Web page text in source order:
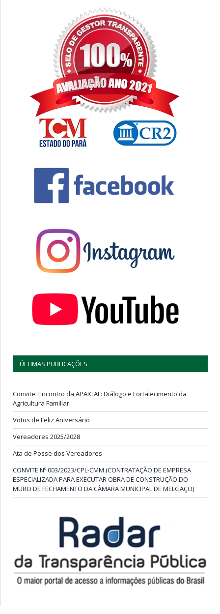
ÚLTIMAS PUBLICAÇÕES
Convite: Encontro da APAIGAL: Diálogo e Fortalecimento da
Agricultura Familiar
Votos de Feliz Aniversário
Vereadores 2025/2028
Ata de Posse dos Vereadores
CONVITE Nº 003/2023/CPL-CMM (CONTRATAÇÃO DE EMPRESA
ESPECIALIZADA PARA EXECUTAR OBRA DE CONSTRUÇÃO DO
MURO DE FECHAMENTO DA CÂMARA MUNICIPAL DE MELGAÇO)